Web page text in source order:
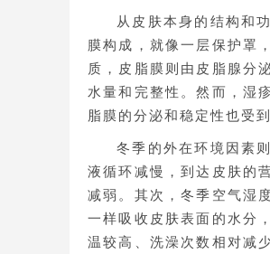
从皮肤本身的结构和
膜构成，就像一层保护罩
质，皮脂膜则由皮脂腺分
水量和完整性。然而，湿
脂膜的分泌和稳定性也受
冬季的外在环境因素
液循环减慢，到达皮肤的
减弱。其次，冬季空气湿
一样吸收皮肤表面的水分
温较高、洗澡次数相对减